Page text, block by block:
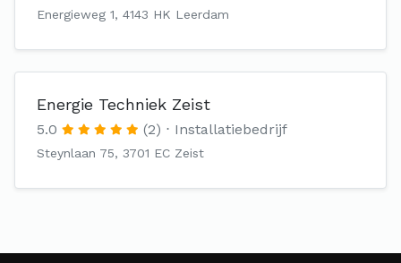
Energieweg 1, 4143 HK Leerdam
Energie Techniek Zeist
5.0 (2) Installatiebedrijf
Steynlaan 75, 3701 EC Zeist